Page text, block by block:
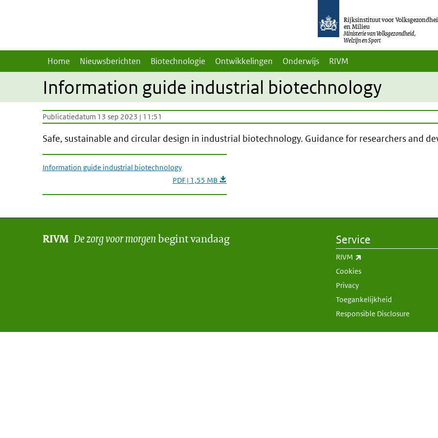
Rijksinstituut voor
en Milieu
Ministerie van Volksgezondheid,
Welzijn en Sport
Home Nieuwsberichten Biotechnologie Ontwikkelingen Onderwijs RIVM
Information guide industrial biotechnology
Publicatiedatum 13 sep 2023 | 11:51
Safe, sustainable and circular design in industrial biotechnology. Guidance for researchers and
Information guide industrial biotechnology
PDF | 1,55 MB
RIVM De zorg voor morgenbegint vandaag Service
RIVM
Cookies
Privacy
Toegankelijkheid
Responsible Disclosure